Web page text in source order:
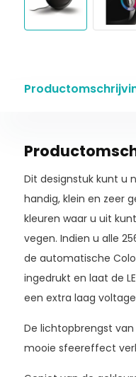
Dit designstuk kunt u
handig, klein en zeer
kleuren waar u uit
vegen. Indien u alle
de automatische
ingedrukt en laat de
een extra laag
De lichtopbrengst van
mooie sfeereffect